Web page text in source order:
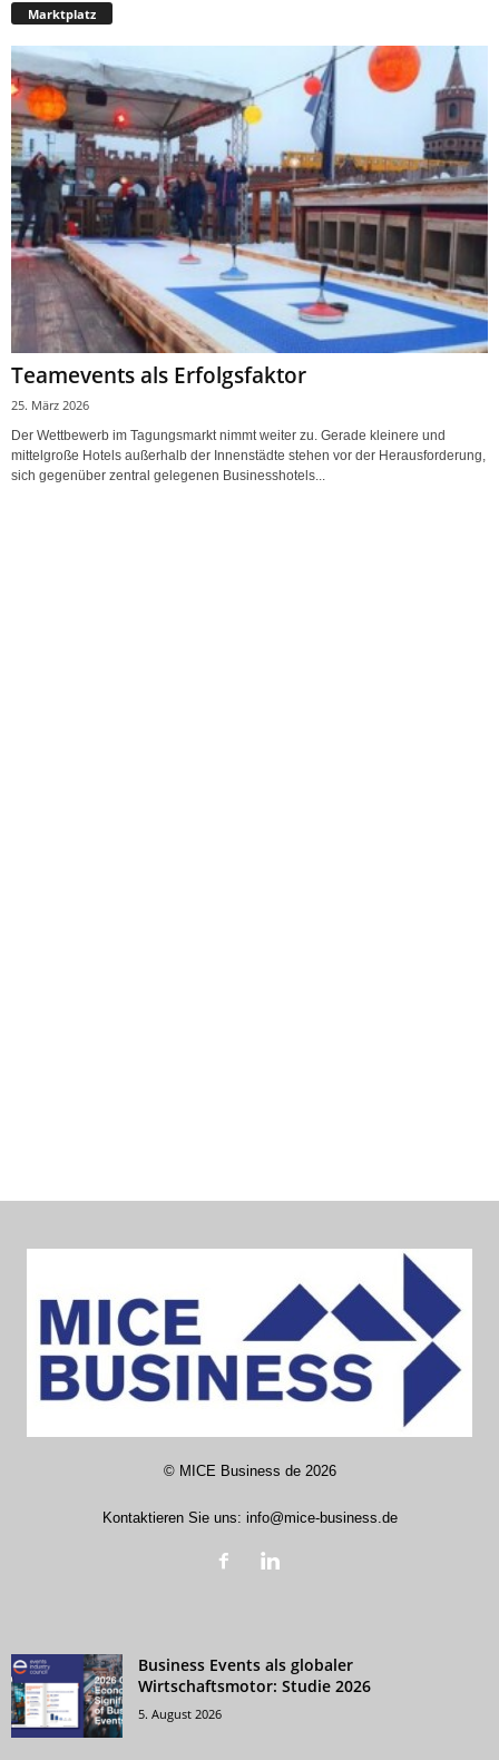
Marktplatz
Teamevents als Erfolgsfaktor
25. März 2026
Der Wettbewerb im Tagungsmarkt nimmt weiter zu. Gerade kleinere und
mittelgroße Hotels außerhalb der Innenstädte stehen vor der Herausforderung,
sich gegenüber zentral gelegenen Businesshotels...
© MICE Business de2026
Kontaktieren Sie uns: info@mice-business.de
Business Events als globaler
Wirtschaftsmotor: Studie 2026
5. August 2026